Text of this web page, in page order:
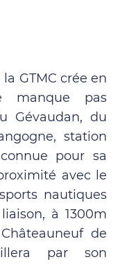
GTMC crée en
manque pas
Gévaudan, du
station
pour sa
avec le
nautiques
à 1300m
de
par son